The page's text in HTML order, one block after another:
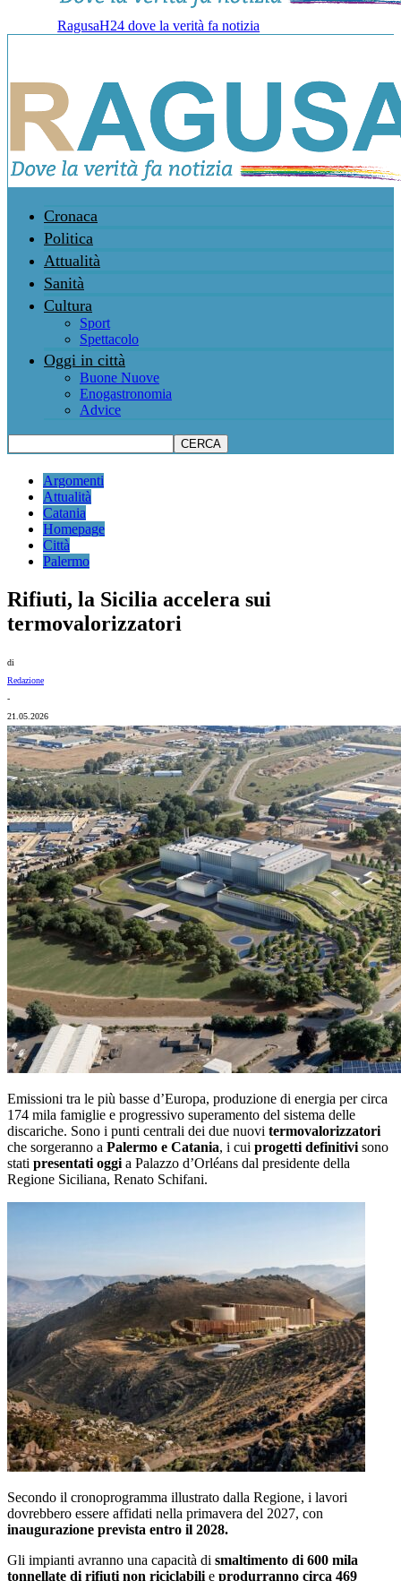
RagusaH24 dove la verità fa notizia
Cronaca
Politica
Attualità
Sanità
Cultura
Sport
Spettacolo
Oggi in città
Buone Nuove
Enogastronomia
Advice
Argomenti
Attualità
Catania
Homepage
Città
Palermo
Rifiuti, la Sicilia accelera sui
termovalorizzatori
di
Redazione
-
21.05.2026
Emissioni tra le più basse d’Europa, produzione di energia per circa
174 mila famiglie e progressivo superamento del sistema delle
discariche. Sono i punti centrali dei due nuovi termovalorizzatori
che sorgeranno a Palermo e Catania, i cui progetti definitivi sono
stati presentati oggi a Palazzo d’Orléans dal presidente della
Regione Siciliana, Renato Schifani.
Secondo il cronoprogramma illustrato dalla Regione, i lavori
dovrebbero essere affidati nella primavera del 2027, con
inaugurazione prevista entro il 2028.
Gli impianti avranno una capacità di smaltimento di 600 mila
tonnellate di rifiuti non riciclabili e produrranno circa 469